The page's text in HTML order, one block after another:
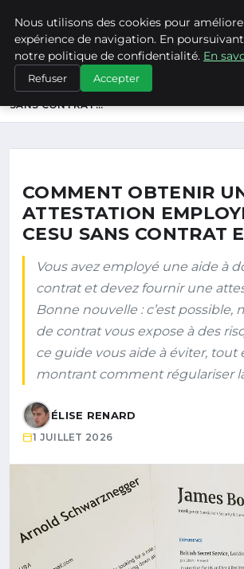
Itg Creation
ACCUEIL
COMMENT OBTENIR UNE ATTESTATION
SANS CONTRAT…
COMMENT OBTENIR
ATTESTATION
CESU SANS CONTRAT
Vous avez employé une aide à
contrat et devez fournir une
Bonne nouvelle : c’est possible,
de contrat vous expose à des
ce guide vous aide à éviter, tout
montrant comment régulariser
ÉLISE RENARD
1 JUILLET 2026
Nous utilisons des cookies pour
expérience de navigation. En
notre politique de confidentialité. En
Refuser Accepter